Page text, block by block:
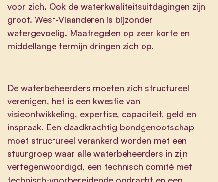
voor zich. Ook de waterkwaliteitsuitdagingen zijn
groot. West-Vlaanderen is bijzonder
watergevoelig. Maatregelen op zeer korte en
middellange termijn dringen zich op.
De waterbeheerders moeten zich structureel
verenigen, het is een kwestie van
visieontwikkeling, expertise, capaciteit, geld en
inspraak. Een daadkrachtig bondgenootschap
moet structureel verankerd worden met een
stuurgroep waar alle waterbeheerders in zijn
vertegenwoordigd, een technisch comité met
technisch-voorbereidende opdracht en een